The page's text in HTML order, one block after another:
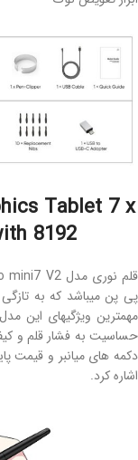
Tablet 7 x
8192
پی پن میباشد که به
مهمترین ویژگیهای این
حساسیت به فشار قلم و
دکمه های میانبر و قیمت
اشاره کرد.